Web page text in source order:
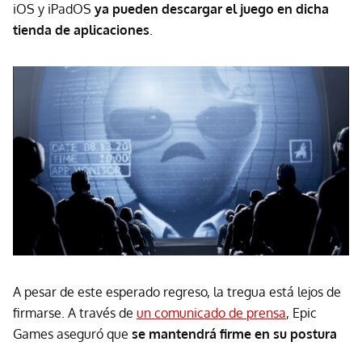
iOS y iPadOS ya pueden descargar el juego en dicha
tienda de aplicaciones.
A pesar de este esperado regreso, la tregua está lejos de
firmarse. A través de un comunicado de prensa, Epic
Games aseguró que se mantendrá firme en su postura